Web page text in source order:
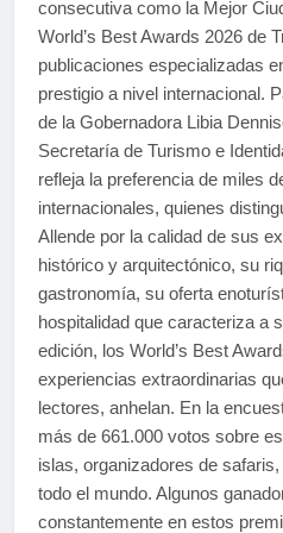
consecutiva como la Mejor
World’s Best Awards 2026 de
publicaciones especializadas
prestigio a nivel internacional.
de la Gobernadora Libia
Secretaría de Turismo e
refleja la preferencia de miles
internacionales, quienes
Allende por la calidad de sus
histórico y arquitectónico, su
gastronomía, su oferta
hospitalidad que caracteriza a
edición, los World’s Best
experiencias extraordinarias
lectores, anhelan. En la
más de 661.000 votos sobre
islas, organizadores de
todo el mundo. Algunos
constantemente en estos